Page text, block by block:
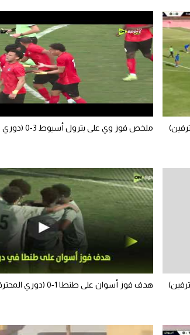
ملخص فوز وي على بترول أسيوط 3-0 (دوري المحترفين)
هدف فوز أسوان على طنطا 1-0 (دوري المحترفين)